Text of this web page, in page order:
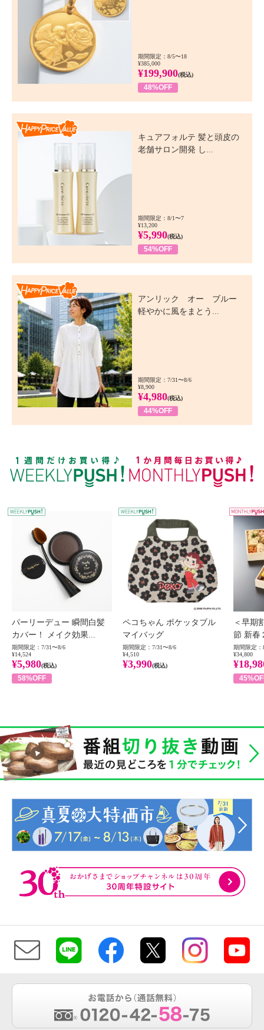
期間限定：8/5〜18
¥385,000
¥199,900(税込)
48%OFF
キュアフォルテ 髪と頭皮の
老舗サロン開発 し...
期間限定：8/1〜7
¥13,200
¥5,990(税込)
54%OFF
アンリック オー ブルー
軽やかに風をまとう...
期間限定：7/31〜8/6
¥8,900
¥4,980(税込)
44%OFF
WEEKLY PUSH
パーリーデュー 瞬間白髪
カバー！ メイク効果...
期間限定：7/31〜8/6
¥14,524
¥5,980(税込)
58%OFF
ペコちゃん ポケッタブル
マイバッグ
期間限定：7/31〜8/6
¥4,510
¥3,990(税込)
＜早期
節 新春
期間限定：
¥34,800